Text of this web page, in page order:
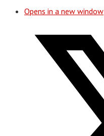
Opens in a new window